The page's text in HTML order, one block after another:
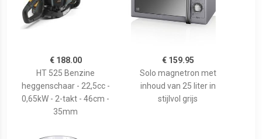
€ 188.00
HT 525 Benzine
heggenschaar - 22,5cc -
0,65kW - 2-takt - 46cm -
35mm
€ 159.95
Solo magnetron met
inhoud van 25 liter in
stijlvol grijs